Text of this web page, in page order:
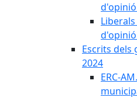
Escrits dels
2024
ERC-